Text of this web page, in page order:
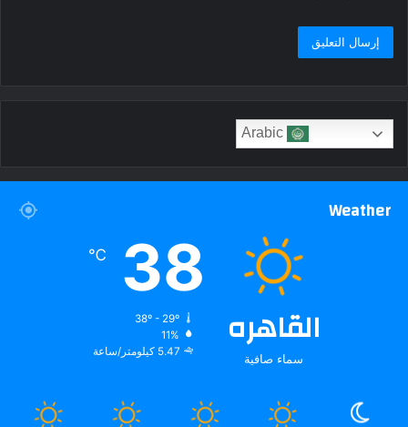
Weather
القاهره
سماء صافية
38
℃
38º - 29º
11%
5.47 كيلومتر/ساعة